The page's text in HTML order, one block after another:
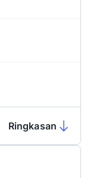
Ringkasan